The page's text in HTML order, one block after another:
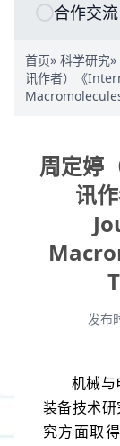
合作交流
首页» 科学研究»
讯作者）《
周定婷
讯
发布
机械与
装备技术研
究方面取